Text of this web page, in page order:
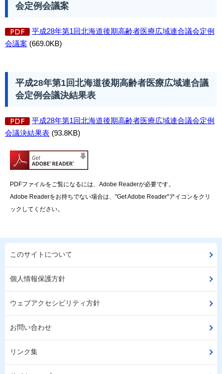
会定例会議案
平成28年第1回北海道後期高齢者医療広域連合議会定例
会議案 (669.0KB)
平成28年第1回北海道後期高齢者医療広域連合議
会定例会議決結果表
平成28年第1回北海道後期高齢者医療広域連合議会定例
会議決結果表 (93.8KB)
PDFファイルをご覧になるには、Adobe Readerが必要です。
Adobe Readerをお持ちでない場合は、"Get Adobe Reader"アイコンをクリ
ックしてください。
このサイトについて
個人情報保護方針
ウェブアクセシビリティ方針
お問い合わせ
リンク集